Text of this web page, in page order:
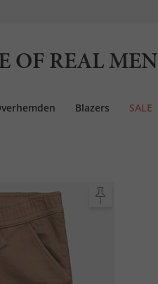
OF REAL MEN
Blazers SALE